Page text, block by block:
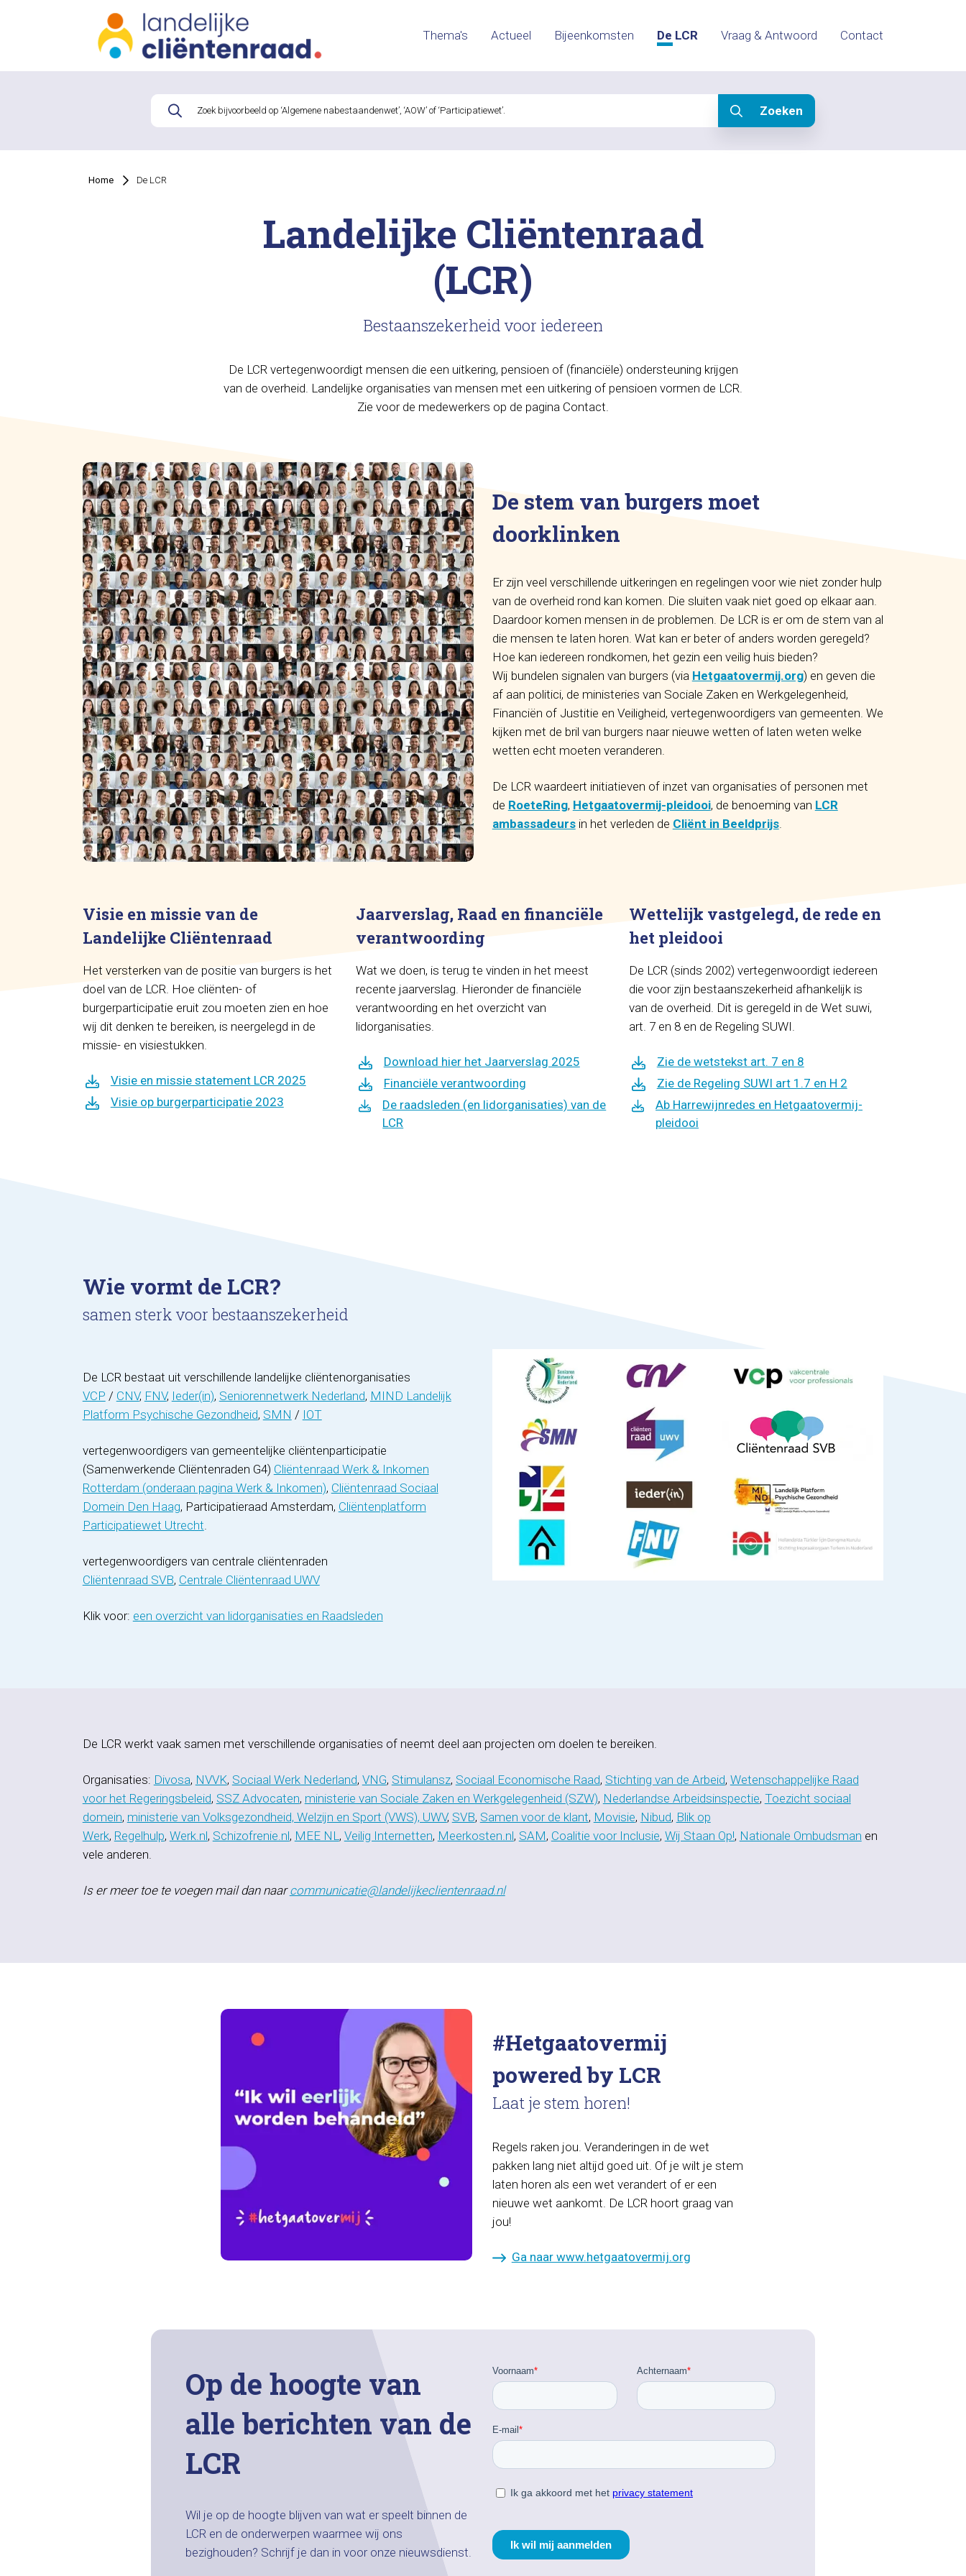
Thema's Actueel Bijeenkomsten De LCR Vraag & Antwoord Contact
Zoeken
Home De LCR
Landelijke Cliëntenraad
(LCR)
Bestaanszekerheid voor iedereen
De LCR vertegenwoordigt mensen die een uitkering, pensioen of (financiële) ondersteuning krijgen
van de overheid. Landelijke organisaties van mensen met een uitkering of pensioen vormen de LCR.
Zie voor de medewerkers op de pagina Contact.
De stem van burgers moet
doorklinken
Er zijn veel verschillende uitkeringen en regelingen voor wie niet zonder hulp
van de overheid rond kan komen. Die sluiten vaak niet goed op elkaar aan.
Daardoor komen mensen in de problemen. De LCR is er om de stem van al
die mensen te laten horen. Wat kan er beter of anders worden geregeld?
Hoe kan iedereen rondkomen, het gezin een veilig huis bieden?
Wij bundelen signalen van burgers (via Hetgaatovermij.org) en geven die
af aan politici, de ministeries van Sociale Zaken en Werkgelegenheid,
Financiën of Justitie en Veiligheid, vertegenwoordigers van gemeenten. We
kijken met de bril van burgers naar nieuwe wetten of laten weten welke
wetten echt moeten veranderen.
De LCR waardeert initiatieven of inzet van organisaties of personen met
de RoeteRing, Hetgaatovermij-pleidooi, de benoeming van LCR
ambassadeursin het verleden de Cliënt in Beeldprijs.
Visie en missie van de
Landelijke Cliëntenraad
Het versterken van de positie van burgers is het
doel van de LCR. Hoe cliënten- of
burgerparticipatie eruit zou moeten zien en hoe
wij dit denken te bereiken, is neergelegd in de
missie- en visiestukken.
Visie en missie statement LCR 2025
Visie op burgerparticipatie 2023
Jaarverslag, Raad en financiële
verantwoording
Wat we doen, is terug te vinden in het meest
recente jaarverslag. Hieronder de financiële
verantwoording en het overzicht van
lidorganisaties.
Download hier het Jaarverslag 2025
Financiële verantwoording
De raadsleden (en lidorganisaties) van de
LCR
Wettelijk vastgelegd, de rede en
het pleidooi
De LCR (sinds 2002) vertegenwoordigt iedereen
die voor zijn bestaanszekerheid afhankelijk is
van de overheid. Dit is geregeld in de Wet suwi,
art. 7 en 8 en de Regeling SUWI.
Zie de wetstekst art. 7 en 8
Zie de Regeling SUWI art 1.7 en H 2
Ab Harrewijnredes en Hetgaatovermij-
pleidooi
Wie vormt de LCR?
samen sterk voor bestaanszekerheid
De LCR bestaat uit verschillende landelijke cliëntenorganisaties
VCP / CNV, FNV, Ieder(in), Seniorennetwerk Nederland, MIND Landelijk
Platform Psychische Gezondheid, SMN / IOT
vertegenwoordigers van gemeentelijke cliëntenparticipatie
(Samenwerkende Cliëntenraden G4) Cliëntenraad Werk & Inkomen
Rotterdam (onderaan pagina Werk & Inkomen), Cliëntenraad Sociaal
Domein Den Haag, Participatieraad Amsterdam, Cliëntenplatform
Participatiewet Utrecht.
vertegenwoordigers van centrale cliëntenraden
Cliëntenraad SVB, Centrale Cliëntenraad UWV
Klik voor: een overzicht van lidorganisaties en Raadsleden
De LCR werkt vaak samen met verschillende organisaties of neemt deel aan projecten om doelen te bereiken.
Organisaties: Divosa, NVVK, Sociaal Werk Nederland, VNG, Stimulansz, Sociaal Economische Raad, Stichting van de Arbeid, Wetenschappelijke Raad
voor het Regeringsbeleid, SSZ Advocaten, ministerie van Sociale Zaken en Werkgelegenheid (SZW), Nederlandse Arbeidsinspectie, Toezicht sociaal
domein, ministerie van Volksgezondheid, Welzijn en Sport (VWS), UWV, SVB, Samen voor de klant, Movisie, Nibud, Blik op
Werk, Regelhulp, Werk.nl, Schizofrenie.nl, MEE NL, Veilig Internetten, Meerkosten.nl, SAM, Coalitie voor Inclusie, Wij Staan Op!, Nationale Ombudsman en
vele anderen.
Is er meer toe te voegen mail dan naarcommunicatie@landelijkeclientenraad.nl
#Hetgaatovermij
powered by LCR
Laat je stem horen!
Regels raken jou. Veranderingen in de wet
pakken lang niet altijd goed uit. Of je wilt je stem
laten horen als een wet verandert of er een
nieuwe wet aankomt. De LCR hoort graag van
jou!
Ga naar www.hetgaatovermij.org
Op de hoogte van
alle berichten van de
LCR
Wil je op de hoogte blijven van wat er speelt binnen de
LCR en de onderwerpen waarmee wij ons
bezighouden? Schrijf je dan in voor onze nieuwsdienst.